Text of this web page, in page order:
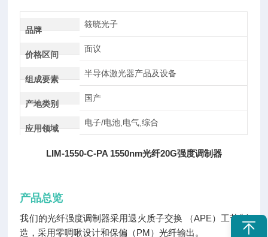
品牌
筱晓光子
价格区间
面议
组成要素
半导体激光器产品及设备
产地类别
国产
应用领域
电子/电池,电气,综合
LIM-1550-C-PA 1550nm光纤20G强度调制器
产品总览
我们的光纤强度调制器采用退火质子交换 （APE）工艺制
造，采用零啁啾设计和保偏（PM）光纤输出。